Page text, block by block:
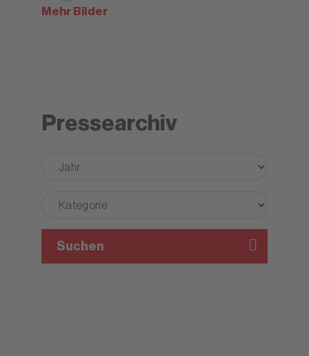
Mehr Bilder
Pressearchiv
Suchen